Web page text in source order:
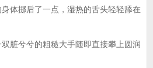
体挪后了一点，湿热的舌头轻轻舔在
兮兮的粗糙大手随即直接攀上圆润